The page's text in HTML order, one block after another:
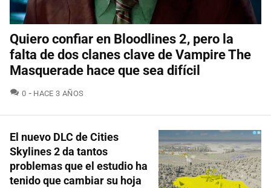
Quiero confiar en Bloodlines 2, pero la
falta de dos clanes clave de Vampire The
Masquerade hace que sea difícil
0 COMENTARIOS
HACE 3 AÑOS
El nuevo DLC de Cities
Skylines 2 da tantos
problemas que el estudio ha
tenido que cambiar su hoja